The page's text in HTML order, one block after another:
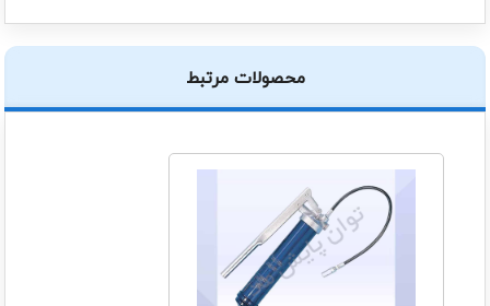
محصولات مرتبط